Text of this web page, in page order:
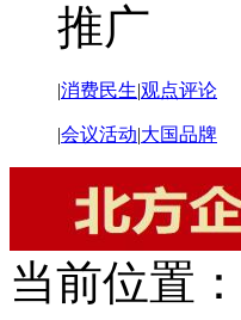
推广
|消费民生|观点评论
|会议活动|大国品牌
当前位置：